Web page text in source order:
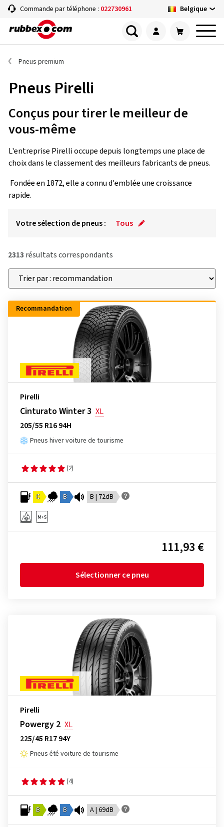
Commande par téléphone : 022730961 Belgique
Pneus premium
Pneus Pirelli
Conçus pour tirer le meilleur de
vous-même
L'entreprise Pirelli occupe depuis longtemps une place de
choix dans le classement des meilleurs fabricants de pneus.
Fondée en 1872, elle a connu d'emblée une croissance
rapide.
Votre sélection de pneus : Tous
2313 résultats correspondants
Recommandation
Pirelli
Cinturato Winter 3 XL
205/55 R16 94H
Pneus hiver voiture de tourisme
(2)
C B B | 72dB
111,93 €
Sélectionner ce pneu
Pirelli
Powergy 2 XL
225/45 R17 94Y
Pneus été voiture de tourisme
(4)
B B A | 69dB